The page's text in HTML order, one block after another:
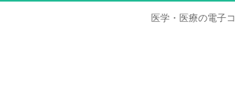
医学・医療の電子